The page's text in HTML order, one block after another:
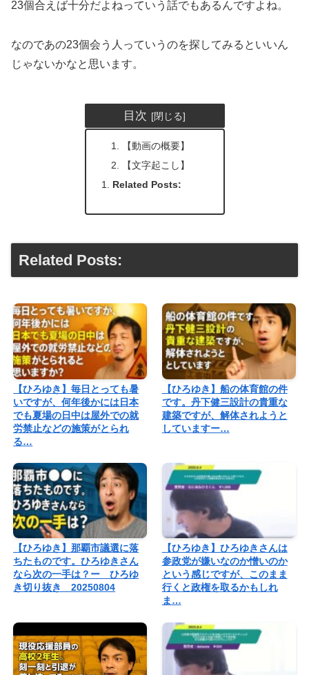
23個合えば十分だよねっていう話でもあるんですよね。
なのであの23個会う人っていうのを探してみるといいん
じゃないかなと思います。
目次
【動画の概要】
【文字起こし】
Related Posts:
Related Posts:
【ひろゆき】毎日とっても暑
いですが、何年後かには日本
でも夏場の日中は屋外での就
労禁止などの施策がとられ
る…
【ひろゆき】船の体育館の件
です。丹下健三設計の貴重な
建築ですが、解体されようと
していますー…
【ひろゆき】那覇市議選に落
ちたものです。ひろゆきさん
なら次の一手は？ー ひろゆ
き切り抜き 20250804
【ひろゆき】ひろゆきさんは
参政党が嫌いなのか憎いのか
という感じですが、このまま
行くと政権を取るかもしれ
ま…